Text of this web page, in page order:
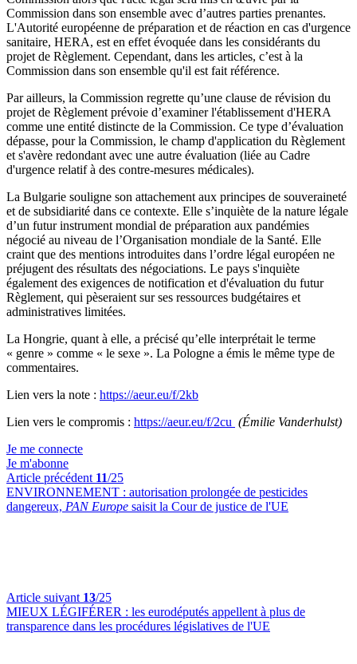
Commission dans son ensemble avec d’autres parties prenantes.
L'Autorité européenne de préparation et de réaction en cas d'urgence
sanitaire, HERA, est en effet évoquée dans les considérants du
projet de Règlement. Cependant, dans les articles, c’est à la
Commission dans son ensemble qu'il est fait référence.
Par ailleurs, la Commission regrette qu’une clause de révision du
projet de Règlement prévoie d’examiner l'établissement d'HERA
comme une entité distincte de la Commission. Ce type d’évaluation
dépasse, pour la Commission, le champ d'application du Règlement
et s'avère redondant avec une autre évaluation (liée au Cadre
d'urgence relatif à des contre-mesures médicales).
La Bulgarie souligne son attachement aux principes de souveraineté
et de subsidiarité dans ce contexte. Elle s’inquiète de la nature légale
d’un futur instrument mondial de préparation aux pandémies
négocié au niveau de l’Organisation mondiale de la Santé. Elle
craint que des mentions introduites dans l’ordre légal européen ne
préjugent des résultats des négociations. Le pays s'inquiète
également des exigences de notification et d'évaluation du futur
Règlement, qui pèseraient sur ses ressources budgétaires et
administratives limitées.
La Hongrie, quant à elle, a précisé qu’elle interprétait le terme
« genre » comme « le sexe ». La Pologne a émis le même type de
commentaires.
Lien vers la note : https://aeur.eu/f/2kb
Lien vers le compromis : https://aeur.eu/f/2cu (Émilie Vanderhulst)
Je me connecte
Je m'abonne
Article précédent 11/25
ENVIRONNEMENT : autorisation prolongée de pesticides
dangereux, PAN Europe saisit la Cour de justice de l'UE
Article suivant 13/25
MIEUX LÉGIFÉRER : les eurodéputés appellent à plus de
transparence dans les procédures législatives de l'UE